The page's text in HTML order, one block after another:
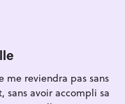
me reviendra pas sans
sans avoir accompli sa